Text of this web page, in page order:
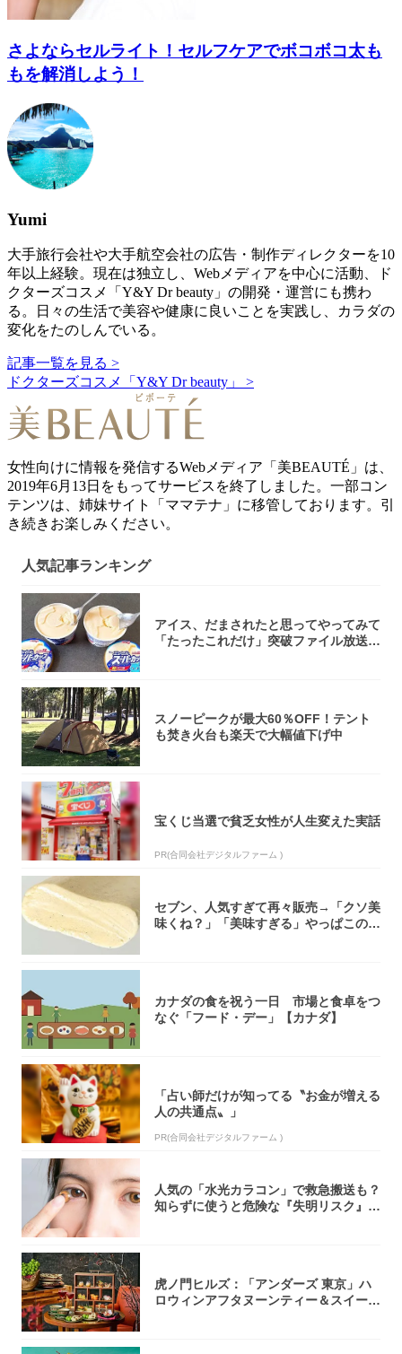
さよならセルライト！セルフケアでボコボコ太も
もを解消しよう！
Yumi
大手旅行会社や大手航空会社の広告・制作ディレクターを10
年以上経験。現在は独立し、Webメディアを中心に活動、ド
クターズコスメ「Y&Y Dr beauty」の開発・運営にも携わ
る。日々の生活で美容や健康に良いことを実践し、カラダの
変化をたのしんでいる。
記事一覧を見る >
ドクターズコスメ「Y&Y Dr beauty」 >
女性向けに情報を発信するWebメディア「美BEAUTÉ」は、
2019年6月13日をもってサービスを終了しました。一部コン
テンツは、姉妹サイト「ママテナ」に移管しております。引
き続きお楽しみください。
人気記事ランキング
アイス、だまされたと思ってやってみて
「たったこれだけ」突破ファイル放送で
スノーピークが最大60％OFF！テント
も焚き火台も楽天で大幅値下げ中
宝くじ当選で貧乏女性が人生変えた実話
PR(合同会社デジタルファーム )
セブン、人気すぎて再々販売→「クソ美
味くね？」「美味すぎる」やっぱこのク
カナダの食を祝う一日 市場と食卓をつ
なぐ「フード・デー」【カナダ】
「占い師だけが知ってる〝お金が増える
人の共通点〟」
PR(合同会社デジタルファーム )
人気の「水光カラコン」で救急搬送も？
知らずに使うと危険な『失明リスク』と
虎ノ門ヒルズ：「アンダーズ 東京」ハ
ロウィンアフタヌーンティー＆スイーツ